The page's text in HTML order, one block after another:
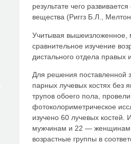
результате чего
вещества (Риггз Б.Л.,
Учитывая вышеизложенное,
сравнительное изучение
дистального отдела
Для решения поставленной
парных лучевых костях без
трупов обоего пола,
фотоколориметрическое
изучено 60 лучевых костей.
мужчинам и 22 —
возрастные группы в